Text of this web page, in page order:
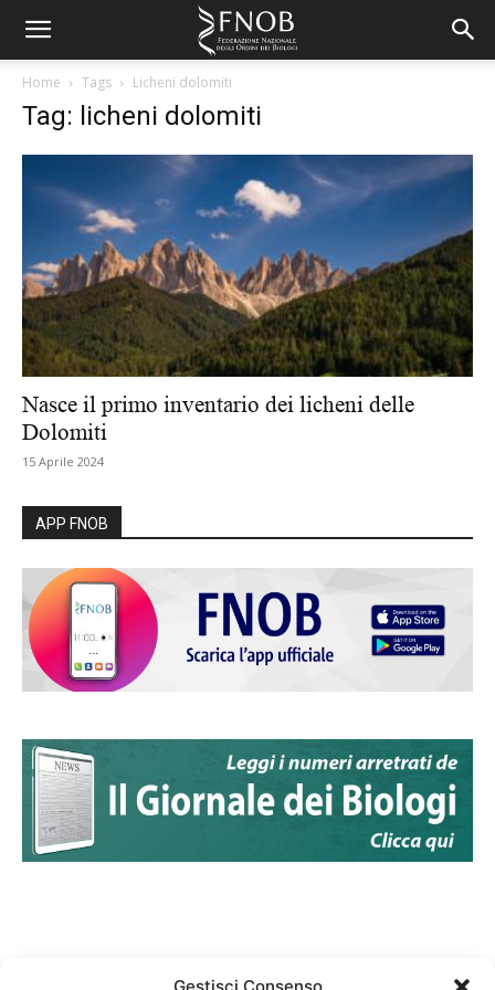
Home Tags Licheni dolomiti
Tag: licheni dolomiti
Nasce il primo inventario dei licheni delle
Dolomiti
15 Aprile 2024
APP FNOB